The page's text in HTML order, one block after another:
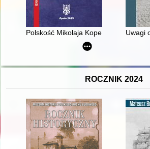
Polskość Mikołaja Kopernika z rodu
Uwagi
ROCZNIK 2024